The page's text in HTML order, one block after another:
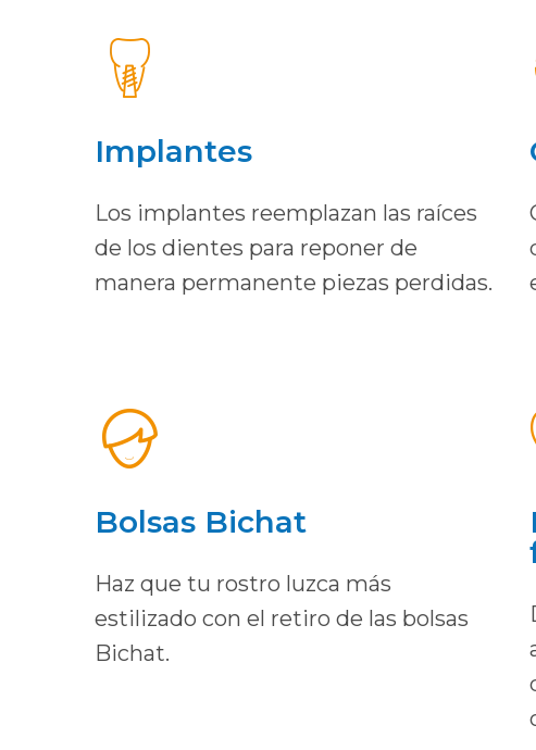
Implantes
Los implantes reemplazan las raíces
de los dientes para reponer de
manera permanente piezas perdidas.
Bolsas Bichat
Haz que tu rostro luzca más
estilizado con el retiro de las bolsas
Bichat.